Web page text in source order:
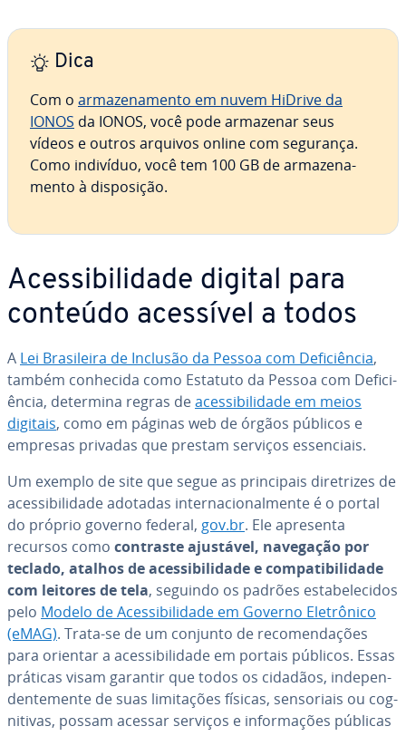
Dica
Com o ar­ma­ze­na­mento em nuvem HiDrive da
IONOS da IONOS, você pode armazenar seus
vídeos e outros arquivos online com segurança.
Como indivíduo, você tem 100 GB de ar­ma­ze­na­
mento à dis­po­si­ção.
Aces­si­bi­li­dade digital para
conteúdo acessível a todos
A Lei Bra­si­leira de Inclusão da Pessoa com De­fi­ci­ên­cia,
também conhecida como Estatuto da Pessoa com De­fi­ci­
ên­cia, determina regras deaces­si­bi­li­dade em meios
digitais, como em páginas web de órgãos públicos e
empresas privadas que prestam serviços es­sen­ci­ais.
Um exemplo de site que segue as prin­ci­pais di­re­tri­zes de
aces­si­bi­li­dade adotadas in­ter­na­ci­o­nal­mente é o portal
do próprio governo federal, gov.br. Ele apresenta
recursos como contraste ajustável, navegação por
teclado, atalhos de aces­si­bi­li­dade e com­pa­ti­bi­li­dade
com leitores de tela, seguindo os padrões es­ta­be­le­ci­dos
pelo Modelo de Aces­si­bi­li­dade em Governo Ele­trô­nico
(eMAG). Trata-se de um conjunto de re­co­men­da­ções
para orientar a aces­si­bi­li­dade em portais públicos. Essas
práticas visam garantir que todos os cidadãos, in­de­pen­
den­te­mente de suas li­mi­ta­ções físicas, sen­so­ri­ais ou cog­
ni­ti­vas, possam acessar serviços e in­for­ma­ções públicas